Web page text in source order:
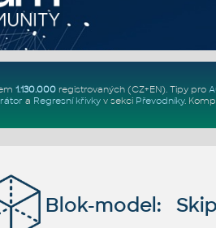
1.130.000registrovaných (CZ+EN). Tipy pro
a Regresní křivkyv sekci Převodníky.
Blok-model: